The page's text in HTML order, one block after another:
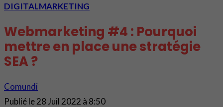
DIGITALMARKETING
Webmarketing #4 : Pourquoi
mettre en place une stratégie
SEA ?
Comundi
Publié le28 Juil 2022 à 8:50